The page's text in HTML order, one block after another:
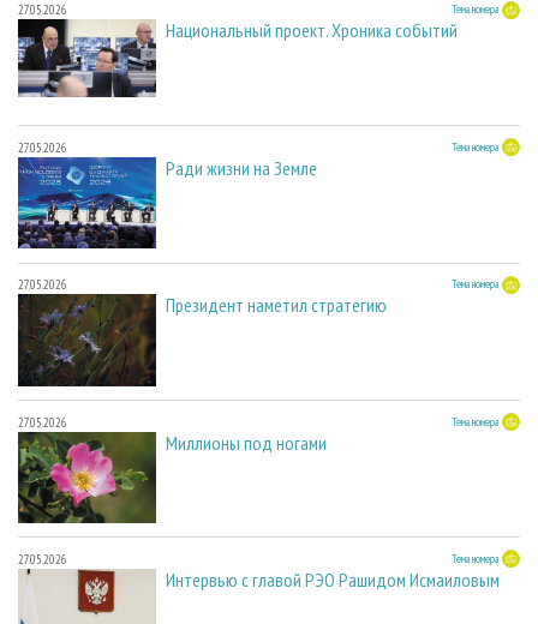
27.05.2026 Тема номера
Национальный проект. Хроника событий
27.05.2026 Тема номера
Ради жизни на Земле
27.05.2026 Тема номера
Президент наметил стратегию
27.05.2026 Тема номера
Миллионы под ногами
27.05.2026 Тема номера
Интервью с главой РЭО Рашидом Исмаиловым